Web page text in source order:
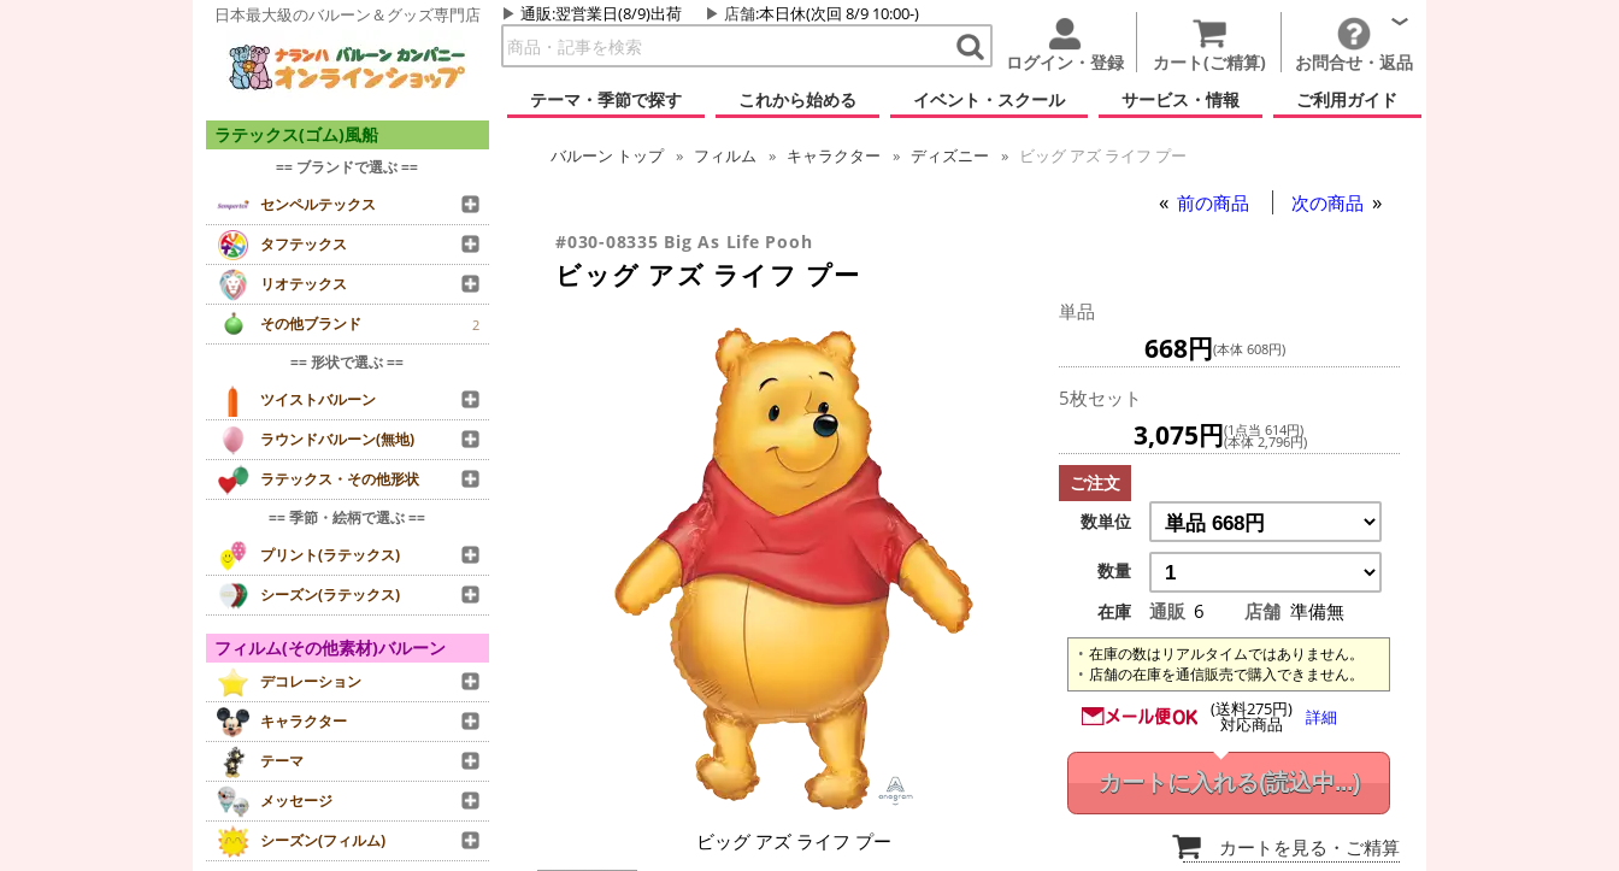
日本最大級のバルーン＆グッズ専門店 通販:翌営業日(8/9)出荷 店舗:本日休(次回 8/9 10:00-)
ログイン・登録 カート(ご精算)
お問合せ・返品
テーマ・季節で探す
これから始める イベント・スクール サービス・情報 ご利用ガイド
ラテックス(ゴム)風船
== ブランドで選ぶ ==
センペルテックス
タフテックス
リオテックス
その他ブランド
2
== 形状で選ぶ ==
ツイストバルーン
ラウンドバルーン(無地)
ラテックス・その他形状
== 季節・絵柄で選ぶ ==
プリント(ラテックス)
シーズン(ラテックス)
フィルム(その他素材)バルーン
デコレーション
キャラクター
テーマ
メッセージ
シーズン(フィルム)
バルーン トップ フィルム キャラクター ディズニー ビッグ アズ ライフ プー
前の商品 次の商品
#030-08335 Big As Life Pooh
ビッグ アズ ライフ プー
ビッグ アズ ライフ プー
単品
668円(本体 608円)
5枚セット
3,075円(1点当 614円)
(本体 2,796円)
ご注文
数単位
数量
在庫
通販 6 店舗 準備無
在庫の数はリアルタイムではありません。
店舗の在庫を通信販売で購入できません。
(送料275円)
対応商品 詳細
カートに入れる(読込中...)
カートを見る ・ご精算